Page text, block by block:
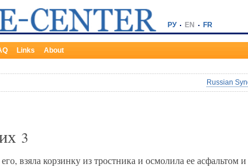
РУ EN FR
Links About
Russian
3
взяла корзинку из тростника и осмолила ее